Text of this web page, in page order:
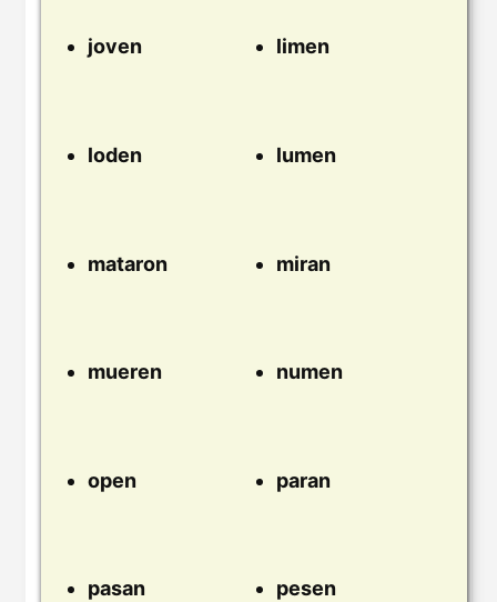
joven limen
loden lumen
mataron miran
mueren numen
open paran
pasan pesen